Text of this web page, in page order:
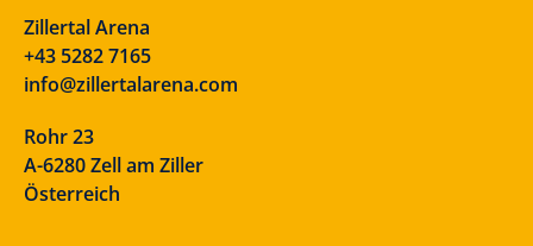
Zillertal Arena
+43 5282 7165
info@zillertalarena.com
Rohr 23
A-6280 Zell am Ziller
Österreich